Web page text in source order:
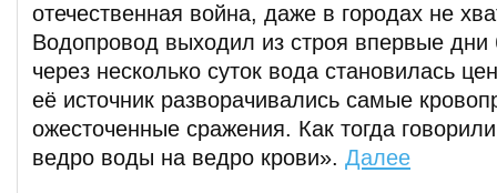
отечественная война, даже в городах не
Водопровод выходил из строя впервые дни
через несколько суток вода становилась
её источник разворачивались самые
ожесточенные сражения. Как тогда
ведро воды на ведро крови». Далее